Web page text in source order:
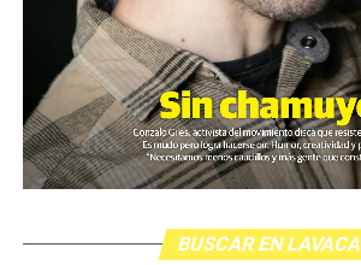
BUSCAR EN LAVACA